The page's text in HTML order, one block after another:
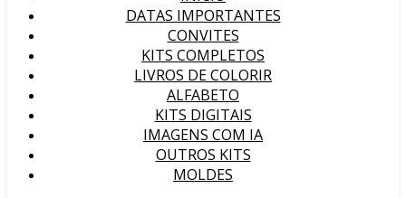
DATAS IMPORTANTES
CONVITES
KITS COMPLETOS
LIVROS DE COLORIR
ALFABETO
KITS DIGITAIS
IMAGENS COM IA
OUTROS KITS
MOLDES